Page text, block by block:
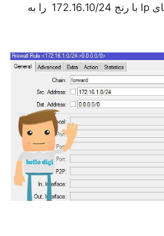
در این مثال ما کلیه درخواست های Ip با رنج 172.16.10/24 را به